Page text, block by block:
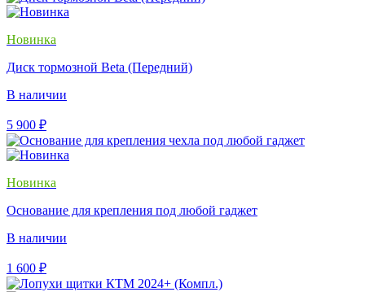
Новинка
Диск тормозной Beta (Передний)
В наличии
5 900 ₽
Новинка
Основание для крепления под любой гаджет
В наличии
1 600 ₽